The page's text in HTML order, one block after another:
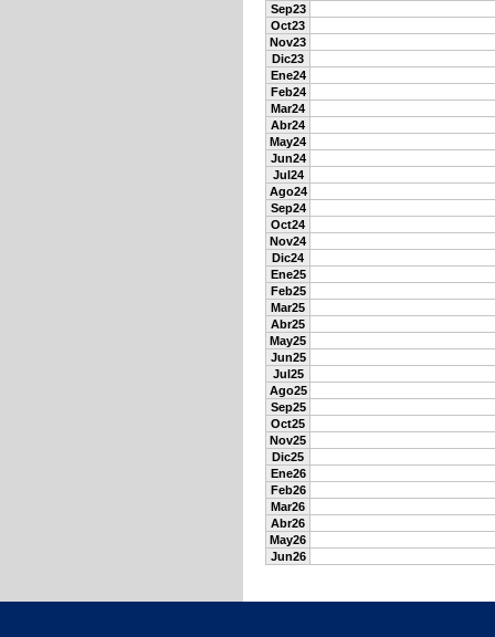
Sep23
Oct23
Nov23
Dic23
Ene24
Feb24
Mar24
Abr24
May24
Jun24
Jul24
Ago24
Sep24
Oct24
Nov24
Dic24
Ene25
Feb25
Mar25
Abr25
May25
Jun25
Jul25
Ago25
Sep25
Oct25
Nov25
Dic25
Ene26
Feb26
Mar26
Abr26
May26
Jun26